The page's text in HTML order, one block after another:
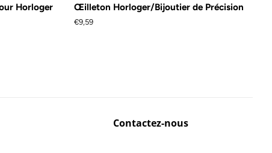
Horloger
Œilleton Horloger/Bijoutier de Précision
Prix
€9,59
Contactez-nous